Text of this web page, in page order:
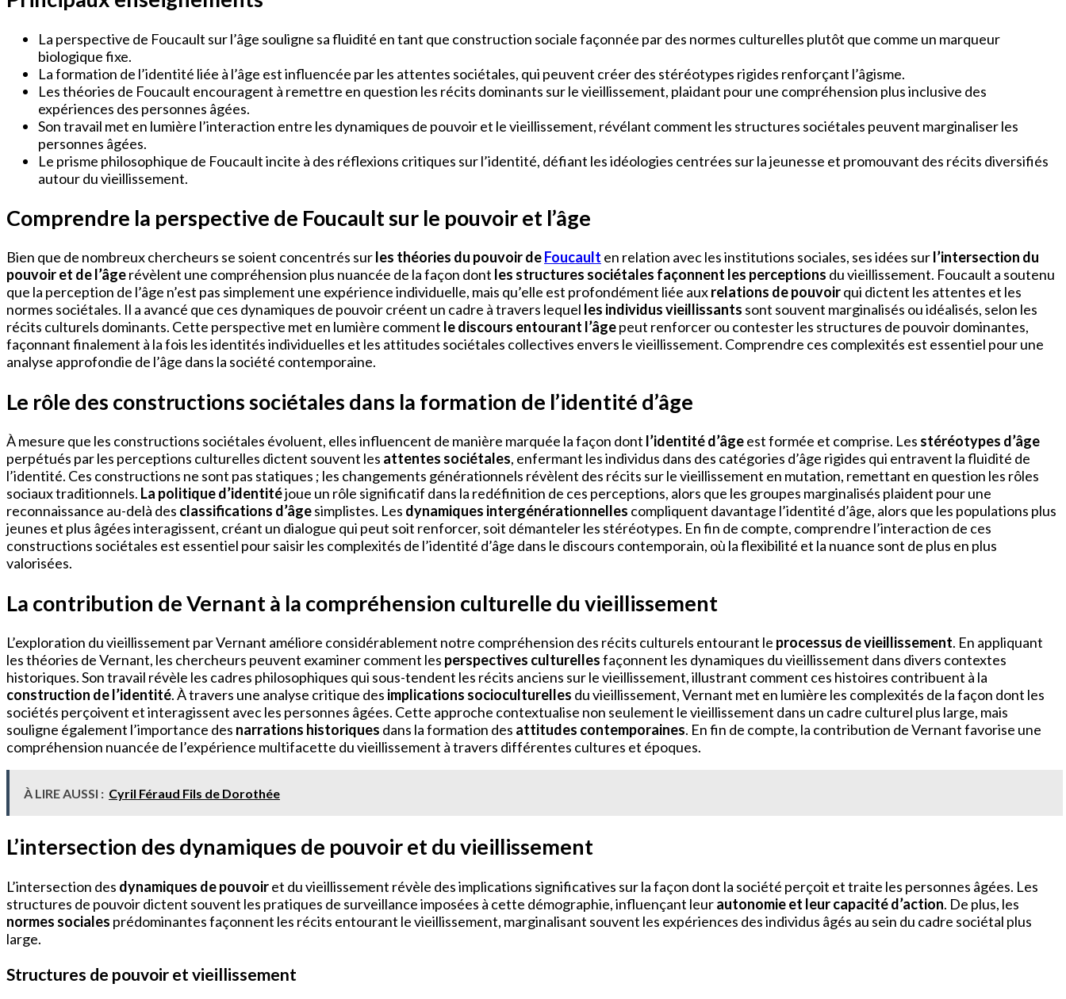
La perspective de Foucault sur l’âge souligne sa fluidité en tant que construction sociale façonnée par des normes culturelles plutôt que comme un marqueur
biologique fixe.
La formation de l’identité liée à l’âge est influencée par les attentes sociétales, qui peuvent créer des stéréotypes rigides renforçant l’âgisme.
Les théories de Foucault encouragent à remettre en question les récits dominants sur le vieillissement, plaidant pour une compréhension plus inclusive des
expériences des personnes âgées.
Son travail met en lumière l’interaction entre les dynamiques de pouvoir et le vieillissement, révélant comment les structures sociétales peuvent marginaliser les
personnes âgées.
Le prisme philosophique de Foucault incite à des réflexions critiques sur l’identité, défiant les idéologies centrées sur la jeunesse et promouvant des récits diversifiés
autour du vieillissement.
Comprendre la perspective de Foucault sur le pouvoir et l’âge
Bien que de nombreux chercheurs se soient concentrés surles théories du pouvoir deFoucault en relation avec les institutions sociales, ses idées surl’intersection du
pouvoir et de l’âgerévèlent une compréhension plus nuancée de la façon dont les structures sociétales façonnent les perceptions du vieillissement. Foucault a soutenu
que la perception de l’âge n’est pas simplement une expérience individuelle, mais qu’elle est profondément liée auxrelations de pouvoirqui dictent les attentes et les
normes sociétales. Il a avancé que ces dynamiques de pouvoir créent un cadre à travers lequel les individus vieillissants sont souvent marginalisés ou idéalisés, selon les
récits culturels dominants. Cette perspective met en lumière comment le discours entourant l’âgepeut renforcer ou contester les structures de pouvoir dominantes,
façonnant finalement à la fois les identités individuelles et les attitudes sociétales collectives envers le vieillissement. Comprendre ces complexités est essentiel pour une
analyse approfondie de l’âge dans la société contemporaine.
Le rôle des constructions sociétales dans la formation de l’identité d’âge
À mesure que les constructions sociétales évoluent, elles influencent de manière marquée la façon dont l’identité d’âgeest formée et comprise. Les stéréotypes d’âge
perpétués par les perceptions culturelles dictent souvent les attentes sociétales, enfermant les individus dans des catégories d’âge rigides qui entravent la fluidité de
l’identité. Ces constructions ne sont pas statiques ; les changements générationnels révèlent des récits sur le vieillissement en mutation, remettant en question les rôles
sociaux traditionnels. La politique d’identitéjoue un rôle significatif dans la redéfinition de ces perceptions, alors que les groupes marginalisés plaident pour une
reconnaissance au-delà des classifications d’âgesimplistes. Les dynamiques intergénérationnelles compliquent davantage l’identité d’âge, alors que les populations plus
jeunes et plus âgées interagissent, créant un dialogue qui peut soit renforcer, soit démanteler les stéréotypes. En fin de compte, comprendre l’interaction de ces
constructions sociétales est essentiel pour saisir les complexités de l’identité d’âge dans le discours contemporain, où la flexibilité et la nuance sont de plus en plus
valorisées.
La contribution de Vernant à la compréhension culturelle du vieillissement
L’exploration du vieillissement par Vernant améliore considérablement notre compréhension des récits culturels entourant le processus de vieillissement. En appliquant
les théories de Vernant, les chercheurs peuvent examiner comment les perspectives culturellesfaçonnent les dynamiques du vieillissement dans divers contextes
historiques. Son travail révèle les cadres philosophiques qui sous-tendent les récits anciens sur le vieillissement, illustrant comment ces histoires contribuent à la
construction de l’identité. À travers une analyse critique des implications socioculturelles du vieillissement, Vernant met en lumière les complexités de la façon dont les
sociétés perçoivent et interagissent avec les personnes âgées. Cette approche contextualise non seulement le vieillissement dans un cadre culturel plus large, mais
souligne également l’importance des narrations historiques dans la formation des attitudes contemporaines. En fin de compte, la contribution de Vernant favorise une
compréhension nuancée de l’expérience multifacette du vieillissement à travers différentes cultures et époques.
À LIRE AUSSI : Cyril Féraud Fils de Dorothée
L’intersection des dynamiques de pouvoir et du vieillissement
L’intersection des dynamiques de pouvoiret du vieillissement révèle des implications significatives sur la façon dont la société perçoit et traite les personnes âgées. Les
structures de pouvoir dictent souvent les pratiques de surveillance imposées à cette démographie, influençant leurautonomie et leur capacité d’action. De plus, les
normes sociales prédominantes façonnent les récits entourant le vieillissement, marginalisant souvent les expériences des individus âgés au sein du cadre sociétal plus
large.
Structures de pouvoir et vieillissement